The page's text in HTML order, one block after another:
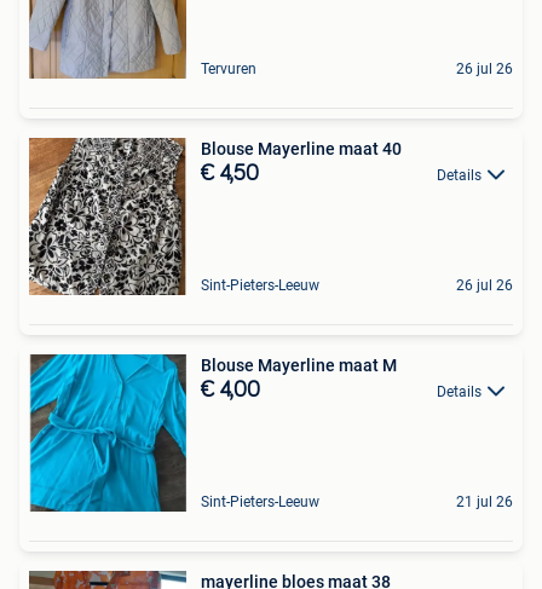
Tervuren 26 jul 26
Blouse Mayerline maat 40
€ 4,50 Details
Sint-Pieters-Leeuw 26 jul 26
Blouse Mayerline maat M
€ 4,00 Details
Sint-Pieters-Leeuw 21 jul 26
mayerline bloes maat 38